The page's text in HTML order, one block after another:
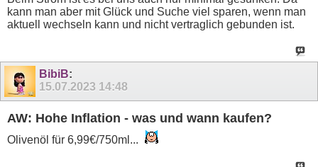
kann man aber mit Glück und Suche viel sparen, wenn man
aktuell wechseln kann und nicht vertraglich gebunden ist.
BibiB:
15.07.2023 14:48
AW: Hohe Inflation - was und wann kaufen?
Olivenöl für 6,99€/750ml...